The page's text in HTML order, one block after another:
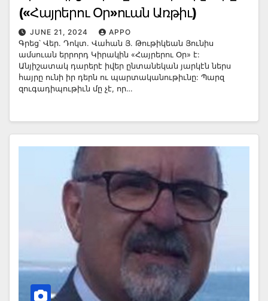
(«Հայրերու Օր»ուան Առթիւ)
JUNE 21, 2024
APPO
Գրեց՝ Վեր. Դոկտ. Վահան Յ. Թութիկեան Յունիս
ամսուան երրորդ Կիրակին «Հայրերու Օր» է:
Անյիշատակ դարերէ իվեր ընտանեկան յարկէն ներս
հայրը ունի իր դերն ու պարտականութիւնը: Պարզ
զուգադիպութիւն մը չէ, որ…